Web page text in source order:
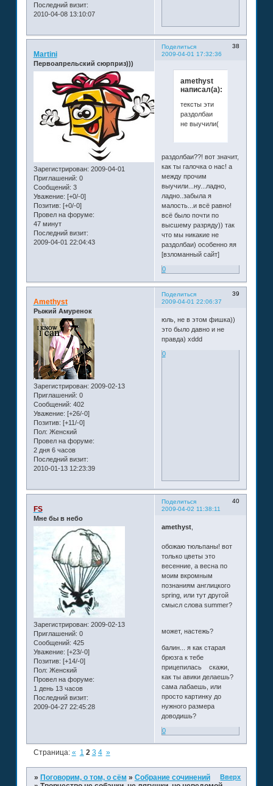
Последний визит:
2010-04-08 13:10:07
Поделиться
38
2009-04-01 17:32:36
Martini
Первоапрельский сюрприз)))
Зарегистрирован: 2009-04-01
Приглашений: 0
Сообщений: 3
Уважение: [+0/-0]
Позитив: [+0/-0]
Провел на форуме:
47 минут
Последний визит:
2009-04-01 22:04:43
amethyst
написал(а):
тексты эти
раздолбаи
не выучили(
раздолбаи??! вот значит,
как ты галочка о нас! а
между прочим
выучили...ну...ладно,
ладно..забыла я
малость...и всё равно!
всё было почти по
высшему разряду)) так
что мы никакие не
раздолбаи) особенно яя
[взломанный сайт]
0
Поделиться
39
2009-04-01 22:06:37
Amethyst
Рыжий Амуренок
Зарегистрирован: 2009-02-13
Приглашений: 0
Сообщений: 402
Уважение: [+26/-0]
Позитив: [+11/-0]
Пол: Женский
Провел на форуме:
2 дня 6 часов
Последний визит:
2010-01-13 12:23:39
юль, не в этом фишка))
это было давно и не
правда) xddd
0
Поделиться
40
2009-04-02 11:38:11
FS
Мне бы в небо
Зарегистрирован: 2009-02-13
Приглашений: 0
Сообщений: 425
Уважение: [+23/-0]
Позитив: [+14/-0]
Пол: Женский
Провел на форуме:
1 день 13 часов
Последний визит:
2009-04-27 22:45:28
amethyst,
обожаю тюльпаны! вот
только цветы это
весенние, а весна по
моим вкромным
познаниям англицкого
spring, или тут другой
смысл слова summer?
может, настежь?
балин... я как старая
брюзга к тебе
прицепилась
скажи,
как ты авики делаешь?
сама лабаешь, или
просто картинку до
нужного размера
доводишь?
0
Страница: « 1 2 3 4 »
» Поговорим, о том, о сём » Собрание сочинений
Вверх